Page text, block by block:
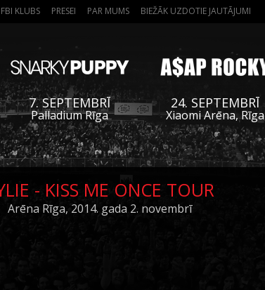
FBI KLUBS PRESEI PAR MUMS BIEŽĀK UZDOTIE JAUTĀJUMI
7. SEPTEMBRĪ
Palladium Rīga
24. SEPTEMBRĪ
Xiaomi Arēna, Rīga
- KISS ME ONCE TOUR
Arēna Rīga, 2014. gada 2. novembrī